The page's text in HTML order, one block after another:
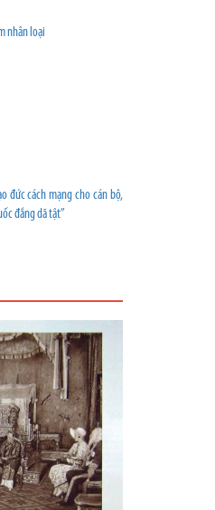
nhân loại
đức cách mạng cho cán bộ,
đắng dã tật”